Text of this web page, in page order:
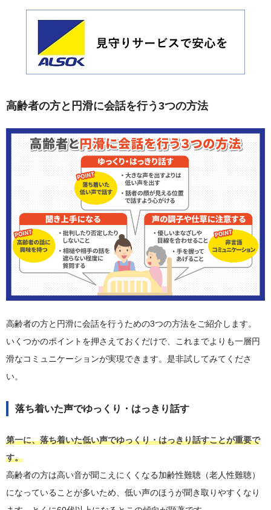
高齢者の方と円滑に会話を行う3つの方法
高齢者の方と円滑に会話を行うための3つの方法をご紹介します。
いくつかのポイントを押さえておくだけで、これまでよりも一層円
滑なコミュニケーションが実現できます。是非試してみてくださ
い。
落ち着いた声でゆっくり・はっきり話す
第一に、落ち着いた低い声でゆっくり・はっきり話すことが重要で
す。
高齢者の方は高い音が聞こえにくくなる加齢性難聴（老人性難聴）
になっていることが多いため、低い声のほうが聞き取りやすくなり